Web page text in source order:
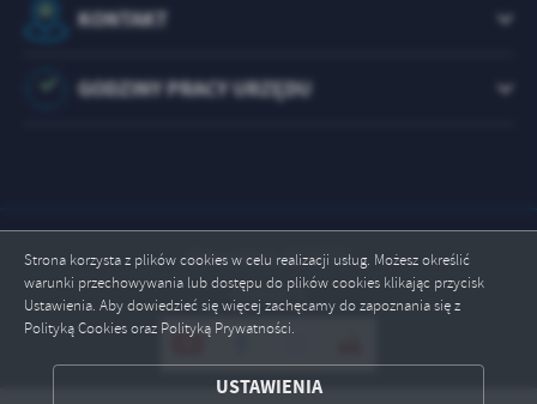
Strona korzysta z plików cookies w celu realizacji usług. Możesz określić
warunki przechowywania lub dostępu do plików cookies klikając przycisk
Ustawienia. Aby dowiedzieć się więcej zachęcamy do zapoznania się z
Polityką Cookies oraz Polityką Prywatności.
USTAWIENIA
KONTAKT
GODZINY PRACY URZĘDU
Odwiedzin: 1073332
Online: 1